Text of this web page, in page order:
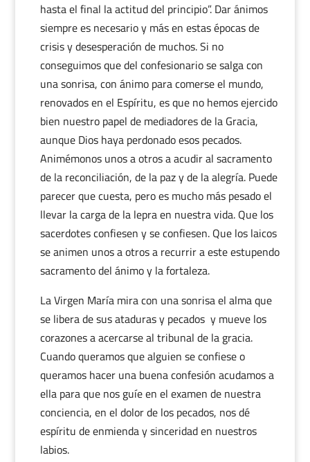
hasta el final la actitud del principio”. Dar ánimos
siempre es necesario y más en estas épocas de
crisis y desesperación de muchos. Si no
conseguimos que del confesionario se salga con
una sonrisa, con ánimo para comerse el mundo,
renovados en el Espíritu, es que no hemos ejercido
bien nuestro papel de mediadores de la Gracia,
aunque Dios haya perdonado esos pecados.
Animémonos unos a otros a acudir al sacramento
de la reconciliación, de la paz y de la alegría. Puede
parecer que cuesta, pero es mucho más pesado el
llevar la carga de la lepra en nuestra vida. Que los
sacerdotes confiesen y se confiesen. Que los laicos
se animen unos a otros a recurrir a este estupendo
sacramento del ánimo y la fortaleza.
La Virgen María mira con una sonrisa el alma que
se libera de sus ataduras y pecados y mueve los
corazones a acercarse al tribunal de la gracia.
Cuando queramos que alguien se confiese o
queramos hacer una buena confesión acudamos a
ella para que nos guíe en el examen de nuestra
conciencia, en el dolor de los pecados, nos dé
espíritu de enmienda y sinceridad en nuestros
labios.